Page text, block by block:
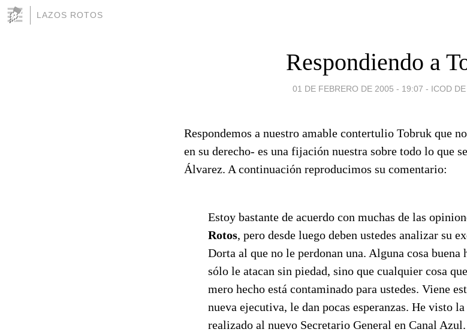
LAZOS ROTOS
Respondiendo a
01 DE FEBRERO DE 2005 - 19:07 - ICOD
Respondemos a nuestro amable contertulio Tobruk que
en su derecho- es una fijación nuestra sobre todo lo que
Álvarez. A continuación reproducimos su comentario:
Estoy bastante de acuerdo con muchas de las
Rotos, pero desde luego deben ustedes analizar su
Dorta al que no le perdonan una. Alguna cosa
sólo le atacan sin piedad, sino que cualquier cosa
mero hecho está contaminado para ustedes. Viene
nueva ejecutiva, le dan pocas esperanzas. He visto
realizado al nuevo Secretario General en Canal